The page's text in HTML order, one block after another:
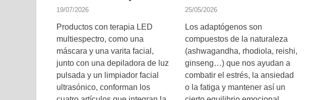
19/07/2026
Productos con terapia LED
multiespectro, como una
máscara y una varita facial,
junto con una depiladora de luz
pulsada y un limpiador facial
ultrasónico, conforman los
25/05/2026
Los adaptógenos son
compuestos de la naturaleza
(ashwagandha, rhodiola, reishi,
ginseng…) que nos ayudan a
combatir el estrés, la ansiedad
o la fatiga y mantener así un